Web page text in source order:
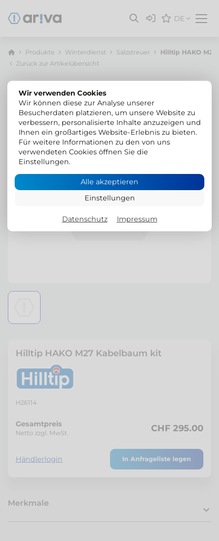
DE
Produkte Winterdienst Salzstreuer
Hilltip HAKO
Zurück zur Artikelübersicht
Hilltip HAKO M27 Kabelbaum kit
H26114
Gesamtpreis
Netto zzgl. MwSt. CHF 295.00
Händlerlogin In Anfrageliste legen
Merkmale
Wir verwenden Cookies
Wir können diese zur Analyse unserer
Besucherdaten platzieren, um unsere Website zu
verbessern, personalisierte Inhalte anzuzeigen und
Ihnen ein großartiges Website-Erlebnis zu bieten.
Für weitere Informationen zu den von uns
verwendeten Cookies öffnen Sie die
Einstellungen.
Alle akzeptieren
Einstellungen
Datenschutz Impressum